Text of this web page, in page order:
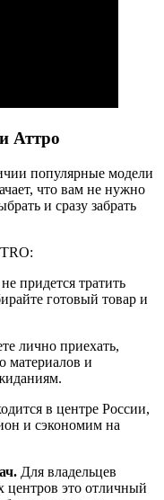
Аттро
популярные модели
что вам не нужно
и сразу забрать
придется тратить
готовый товар и
лично приехать,
материалов и
в центре России,
и сэкономим на
Для владельцев
центров это отличный